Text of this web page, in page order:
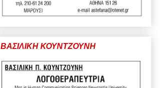
ΒΑΣΙΛΙΚΗ ΚΟΥΝΤΖΟΥΝΗ